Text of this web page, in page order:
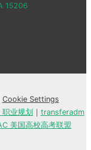
15206
Cookie Settings
业规划 ｜ transferadm
美国高校高考联盟